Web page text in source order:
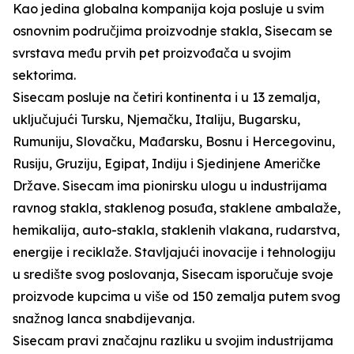
Kao jedina globalna kompanija koja posluje u svim
osnovnim područjima proizvodnje stakla, Sisecam se
svrstava među prvih pet proizvođača u svojim
sektorima.
Sisecam posluje na četiri kontinenta i u 13 zemalja,
uključujući Tursku, Njemačku, Italiju, Bugarsku,
Rumuniju, Slovačku, Mađarsku, Bosnu i Hercegovinu,
Rusiju, Gruziju, Egipat, Indiju i Sjedinjene Američke
Države. Sisecam ima pionirsku ulogu u industrijama
ravnog stakla, staklenog posuđa, staklene ambalaže,
hemikalija, auto-stakla, staklenih vlakana, rudarstva,
energije i reciklaže. Stavljajući inovacije i tehnologiju
u središte svog poslovanja, Sisecam isporučuje svoje
proizvode kupcima u više od 150 zemalja putem svog
snažnog lanca snabdijevanja.
Sisecam pravi značajnu razliku u svojim industrijama